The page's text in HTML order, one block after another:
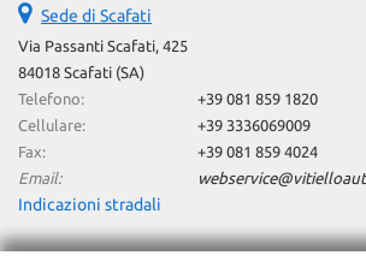
Sede di Scafati
Via Passanti Scafati, 425
84018 Scafati (SA)
Telefono:
+39 081 859 1820
Cellulare:
+39 3336069009
Fax:
+39 081 859 4024
Email:
Indicazioni stradali
Salva
le
impostazioni